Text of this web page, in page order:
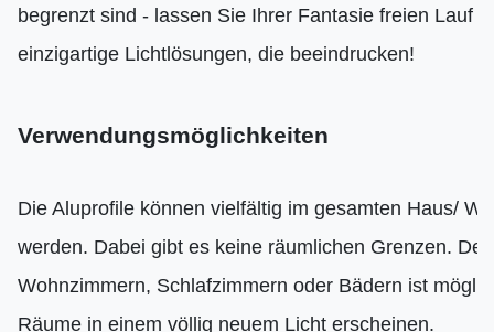
begrenzt sind - lassen Sie Ihrer Fantasie freien Lauf
einzigartige Lichtlösungen, die beeindrucken!
Verwendungsmöglichkeiten
Die Aluprofile können vielfältig im gesamten Haus/
werden. Dabei gibt es keine räumlichen Grenzen.
Wohnzimmern, Schlafzimmern oder Bädern ist
Räume in einem völlig neuem Licht erscheinen.